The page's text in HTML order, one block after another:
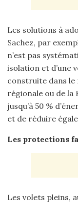
Les solutions à
Sachez, par
n’est pas
isolation et d’une
construite dans
régionale ou de la
jusqu’à 50 %
et de réduire
Les protections
Les volets pleins,